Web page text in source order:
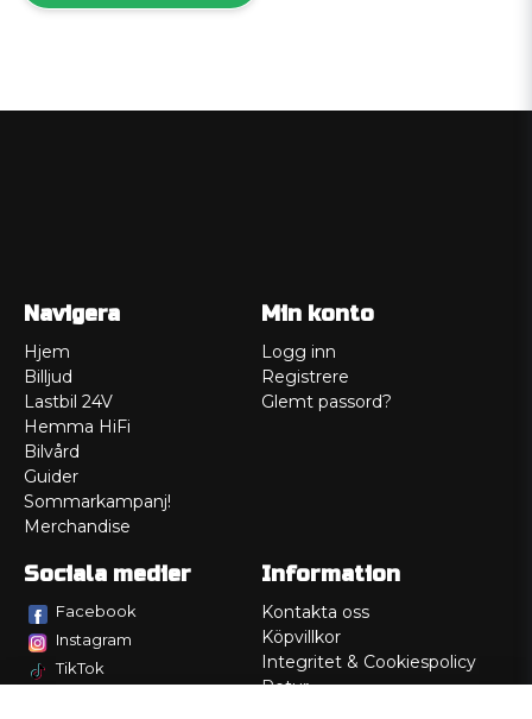
Navigera
Hjem
Billjud
Lastbil 24V
Hemma HiFi
Bilvård
Guider
Sommarkampanj!
Merchandise
Min konto
Logg inn
Registrere
Glemt passord?
Sociala medier
Facebook
Instagram
TikTok
Information
Kontakta oss
Köpvillkor
Integritet & Cookiespolicy
Retur